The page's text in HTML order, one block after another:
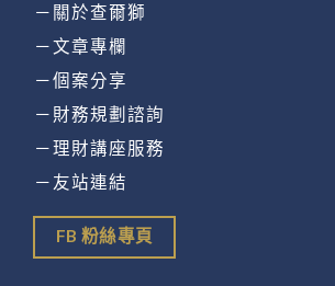
－關於查爾獅
－文章專欄
－個案分享
－財務規劃諮詢
－理財講座服務
－友站連結
FB 粉絲專頁